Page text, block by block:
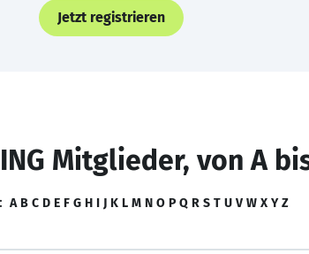
Jetzt registrieren
Mitglieder, von A
A B C D E F G H I J K L M N O P Q R S T U V W X Y Z